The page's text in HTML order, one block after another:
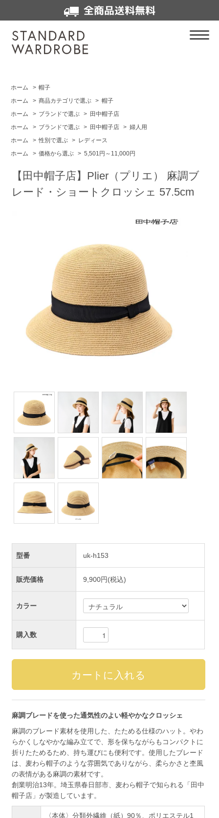
全商品送料無料
ホーム > 帽子
ホーム
> 商品カテゴリで選ぶ > 帽子
ホーム
> ブランドで選ぶ > 田中帽子店
ホーム
> ブランドで選ぶ > 田中帽子店 > 婦人用
ホーム
> 性別で選ぶ > レディース
ホーム
> 価格から選ぶ > 5,501円～11,000円
【田中帽子店】Plier（プリエ） 麻調ブ
レード・ショートクロッシェ 57.5cm
型番 uk-h153
販売価格 9,900円(税込)
カラー
購入数
麻調ブレードを使った通気性のよい軽やかなクロッシェ
麻調のブレード素材を使用した、たためる仕様のハット。やわ
らかくしなやかな編み立てで、形を保ちながらもコンパクトに
折りたためるため、持ち運びにも便利です。使用したブレード
は、麦わら帽子のような雰囲気でありながら、柔らかさと杢風
の表情がある麻調の素材です。
創業明治13年。埼玉県春日部市、麦わら帽子で知られる「田中
帽子店」が製造しています。
〈本体〉分類外繊維（紙）90％、ポリエステル1